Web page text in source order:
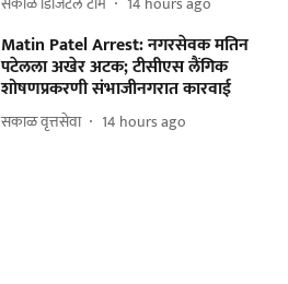
Matin Patel Arrest: नगरसेवक मतिन
पटेलला अखेर अटक; टीसीएस लैंगिक
शोषणप्रकरणी संभाजीनगरात कारवाई
सकाळ वृत्तसेवा 14 hours ago